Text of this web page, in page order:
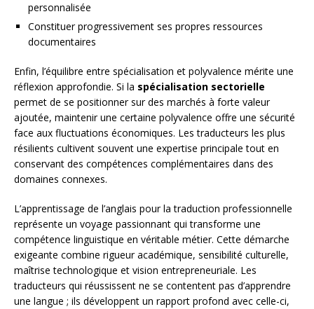
personnalisée
Constituer progressivement ses propres ressources
documentaires
Enfin, l’équilibre entre spécialisation et polyvalence mérite une
réflexion approfondie. Si la spécialisation sectorielle
permet de se positionner sur des marchés à forte valeur
ajoutée, maintenir une certaine polyvalence offre une sécurité
face aux fluctuations économiques. Les traducteurs les plus
résilients cultivent souvent une expertise principale tout en
conservant des compétences complémentaires dans des
domaines connexes.
L’apprentissage de l’anglais pour la traduction professionnelle
représente un voyage passionnant qui transforme une
compétence linguistique en véritable métier. Cette démarche
exigeante combine rigueur académique, sensibilité culturelle,
maîtrise technologique et vision entrepreneuriale. Les
traducteurs qui réussissent ne se contentent pas d’apprendre
une langue ; ils développent un rapport profond avec celle-ci,